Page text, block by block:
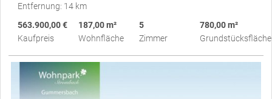
Entfernung: 14 km
563.900,00 €
Kaufpreis
187,00 m²
Wohnfläche
5
Zimmer
780,00 m²
Grundstücksfläche